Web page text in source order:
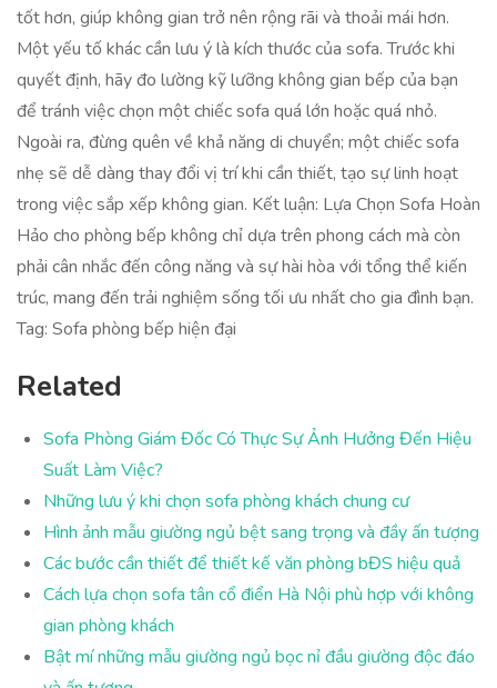
tốt hơn, giúp không gian trở nên rộng rãi và thoải mái hơn.
Một yếu tố khác cần lưu ý là kích thước của sofa. Trước khi
quyết định, hãy đo lường kỹ lưỡng không gian bếp của bạn
để tránh việc chọn một chiếc sofa quá lớn hoặc quá nhỏ.
Ngoài ra, đừng quên về khả năng di chuyển; một chiếc sofa
nhẹ sẽ dễ dàng thay đổi vị trí khi cần thiết, tạo sự linh hoạt
trong việc sắp xếp không gian. Kết luận: Lựa Chọn Sofa Hoàn
Hảo cho phòng bếp không chỉ dựa trên phong cách mà còn
phải cân nhắc đến công năng và sự hài hòa với tổng thể kiến
trúc, mang đến trải nghiệm sống tối ưu nhất cho gia đình bạn.
Tag: Sofa phòng bếp hiện đại
Related
Sofa Phòng Giám Đốc Có Thực Sự Ảnh Hưởng Đến Hiệu
Suất Làm Việc?
Những lưu ý khi chọn sofa phòng khách chung cư
Hình ảnh mẫu giường ngủ bệt sang trọng và đầy ấn tượng
Các bước cần thiết để thiết kế văn phòng bĐS hiệu quả
Cách lựa chọn sofa tân cổ điển Hà Nội phù hợp với không
gian phòng khách
Bật mí những mẫu giường ngủ bọc nỉ đầu giường độc đáo